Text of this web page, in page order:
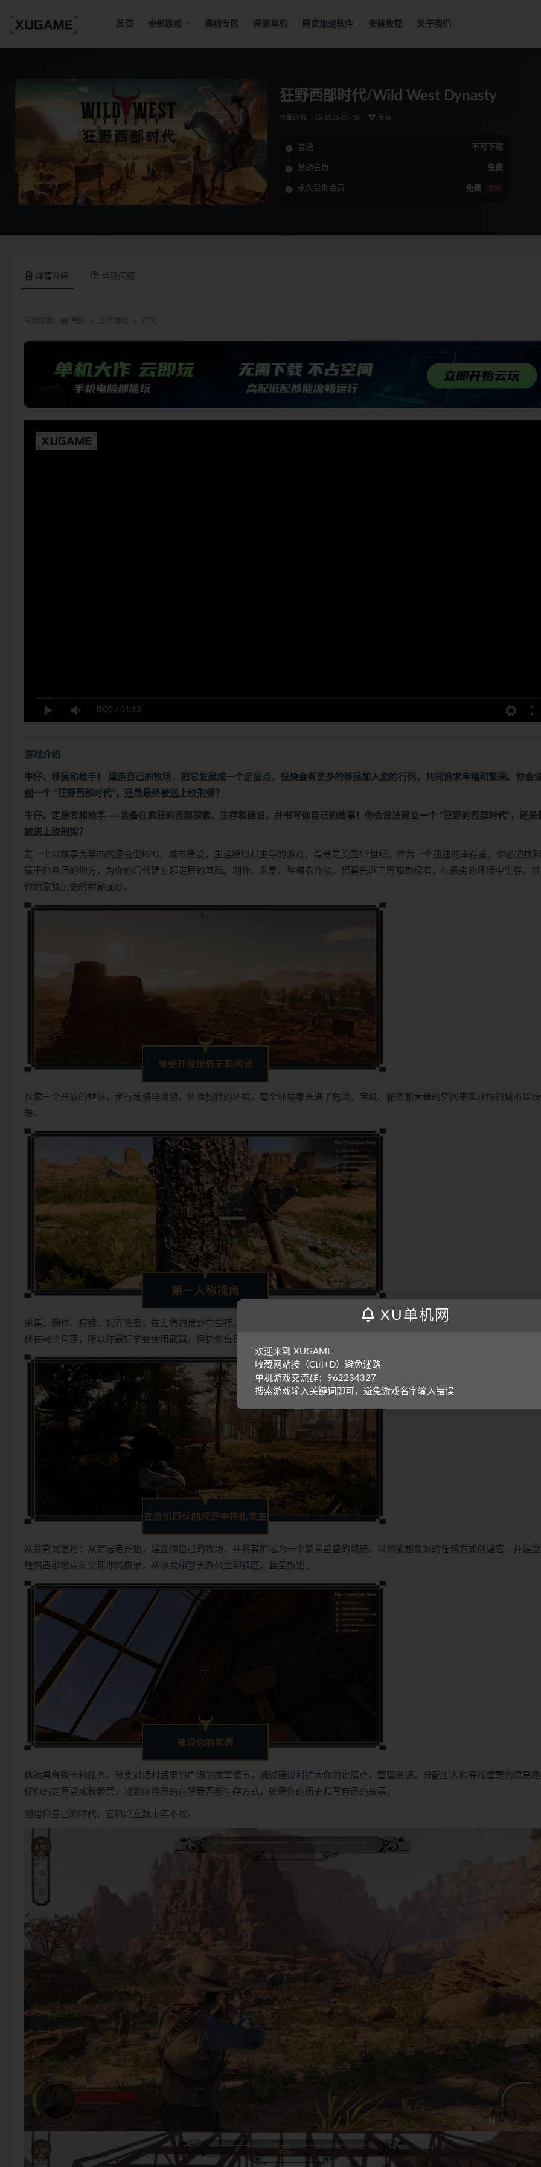
首页 全部游戏 离线专区 网游单机 网盘加速软件 安装教程 关于我们
狂野西部时代/Wild West Dynasty
全部游戏 2026-03-16 专属
普通 不可下载
赞助会员 免费
永久赞助会员 免费 推荐
详情介绍 常见问题
0:00 / 01:13
游戏介绍
牛仔、移民和枪手！ 建造自己的牧场，把它发展成一个定居点，很快会有更多的移民加入您的行列，共同追求幸福和繁荣。你会
创一个 “狂野西部时代”，还是最终被送上绞刑架？
牛仔、定居者和枪手——准备在疯狂的西部探索、生存和建设，并书写你自己的故事！你会设法建立一个 “狂野的西部时代”，还是
被送上绞刑架？
是一个以故事为导向的混合型RPG，城市建设，生活模拟和生存的游戏，背景是美国19世纪。作为一个孤独的幸存者，你必须找
属于你自己的地方，为你的后代建立起定居的基础。制作、采集、种植农作物、招募先驱工匠和勘探者，在恶劣的环境中生存，
你的家族历史的神秘面纱。
探索一个开放的世界，步行或骑马漫游，体验独特的环境，每个环境都充满了危险、宝藏、秘密和大量的空间来实现你的城市建
想。
采集、制作、狩猎、饲养牲畜，在无情的荒野中生存。避开炙热的正午温度，在冰冷的夜晚保持温暖，并提防危险的野生动物。
伏在每个角落，所以你最好学会使用武器，保护你自己、你的贸易商队以及乡镇。
从贫穷到富裕：从定居者开始，建立你自己的牧场，并将其扩展为一个繁荣昌盛的城镇。以你能想象到的任何方式创建它，并建
性的西部地点来实现你的愿景，从沙龙和警长办公室到铁匠，甚至旅馆。
体验具有数十种任务、分支对话和后果的广阔的故事情节。通过建设和扩大你的定居点，管理资源，分配工人和寻找重要的贸易
使你的定居点成长繁荣，找到你自己的在狂野西部生存方式，处理你的历史和写自己的故事。
创建你自己的时代，它将屹立数十年不败。
XU单机网
欢迎来到 XUGAME
收藏网站按（Ctrl+D）避免迷路
单机游戏交流群：962234327
搜索游戏输入关键词即可，避免游戏名字输入错误